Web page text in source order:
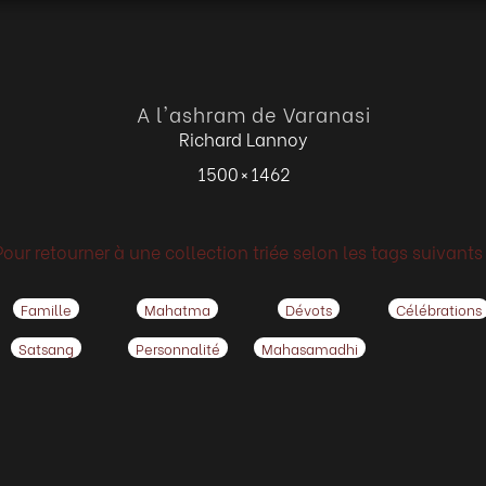
A l'ashram de Varanasi
Richard Lannoy
1500 × 1462
retourner à une collection triée selon les tags suivants
Famille Mahatma Dévots Célébrations
Satsang Personnalité Mahasamadhi